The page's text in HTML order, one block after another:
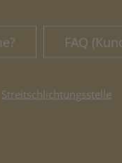
FAQ
Streitschlichtungsstelle